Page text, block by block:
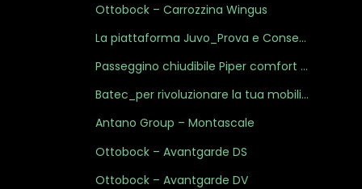
Ottobock – Carrozzina Wingus
La piattaforma Juvo_Prova e Consegna
Passeggino chiudibile Piper comfort – Sunrise Medical
Batec_per rivoluzionare la tua mobilità
Antano Group – Montascale
Ottobock – Avantgarde DS
Ottobock – Avantgarde DV